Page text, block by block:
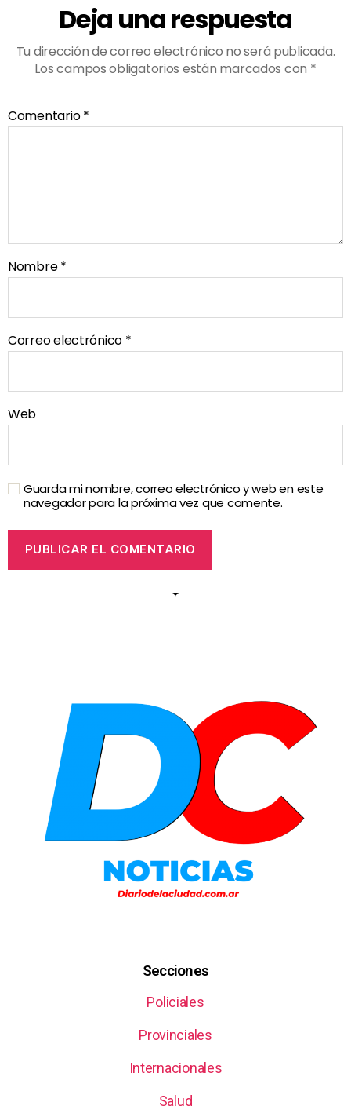
Deja una respuesta
Tu dirección de correo electrónico no será publicada.
Los campos obligatorios están marcados con *
Comentario*
Nombre*
Correo electrónico *
Web
Guarda mi nombre, correo electrónico y web en este
navegador para la próxima vez que comente.
Secciones
Policiales
Provinciales
Internacionales
Salud